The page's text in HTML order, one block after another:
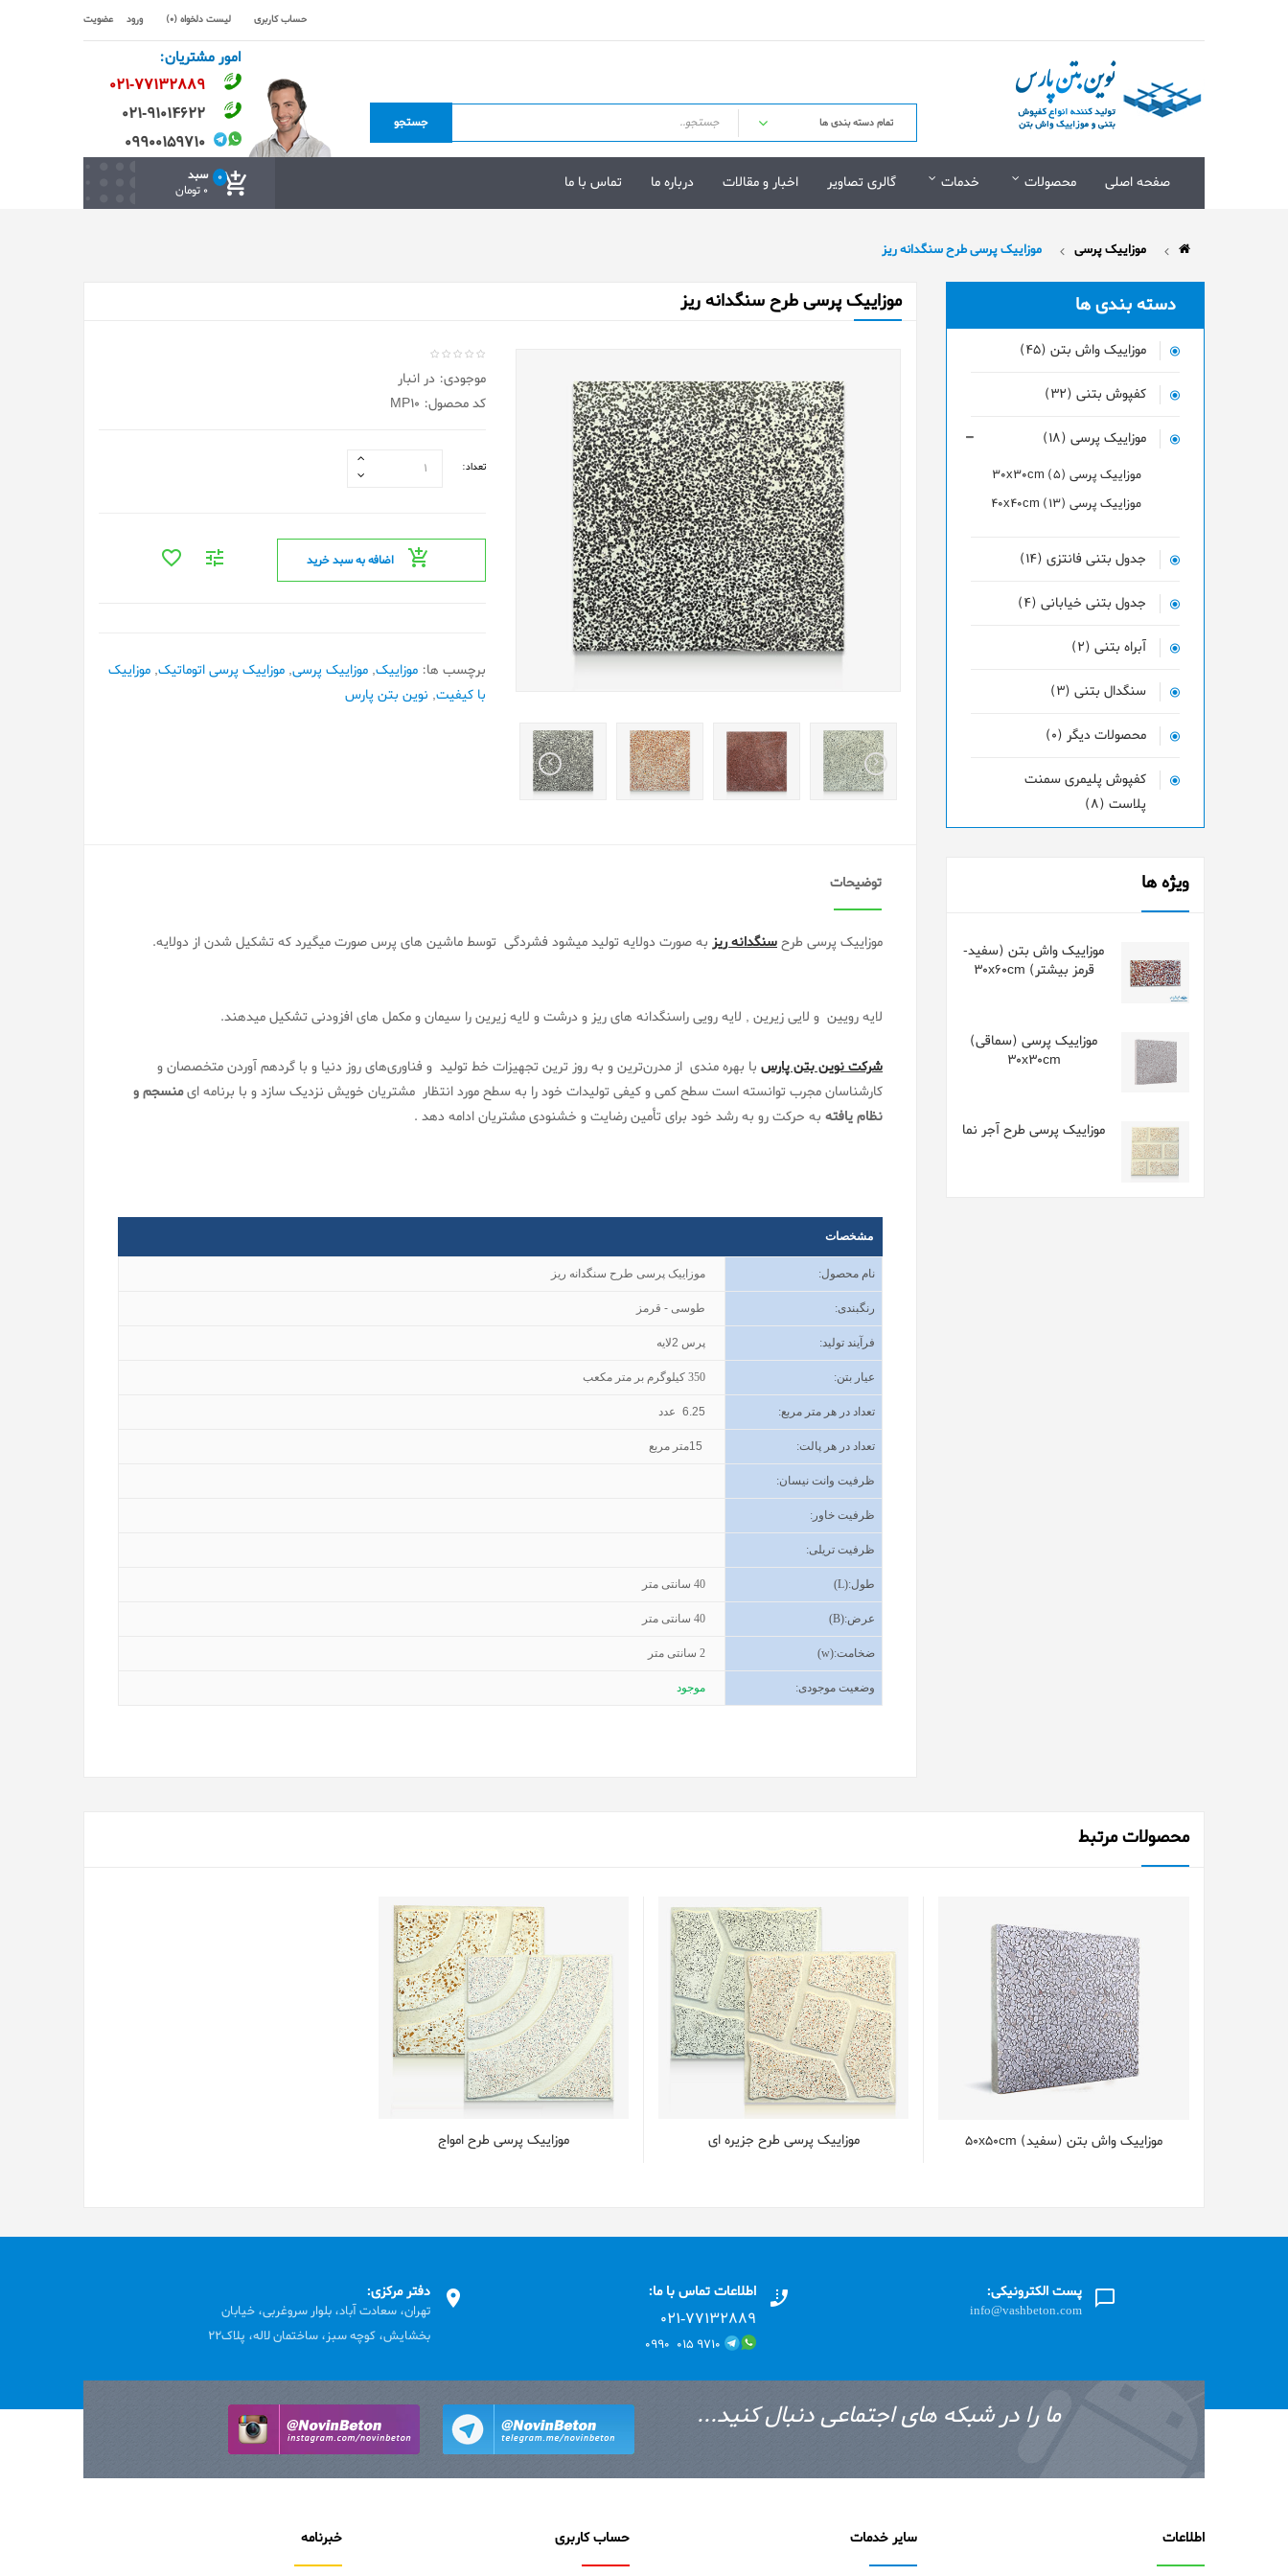
حساب کاربری لیست دلخواه (0) ورود عضویت
جستجو
امور مشتریان:
۰۲۱-۷۷۱٣۲۸۸۹
۰۲۱-۹۱۰۱۴۶۲۲
۰۹۹۰۰۱۵۹۷۱۰
صفحه اصلی محصولات خدمات گالری تصاویر اخبار و مقالات درباره ما تماس با ما سبد 0
0 تومان
موزاییک پرسی موزاییک پرسی طرح سنگدانه ریز
دسته بندی ها
موزاییک واش بتن (45)
کفپوش بتنی (32)
موزاییک پرسی (18)
موزاییک پرسی 30x30cm (5)
موزاییک پرسی 40x40cm (13)
جدول بتنی فانتزی (14)
جدول بتنی خیابانی (4)
آبراه بتنی (2)
سنگدال بتنی (3)
محصولات دیگر (0)
کفپوش پلیمری سمنت
پلاست (8)
ویژه ها
موزاییک واش بتن (سفید-
قرمز بیشتر) 30x60cm
موزاییک پرسی (سماقی)
30x30cm
موزاییک پرسی طرح آجر نما
موزاییک پرسی طرح سنگدانه ریز
موجودی: در انبار
کد محصول: MP10
تعداد:
اضافه به سبد خرید
برچسب ها: موزاییک, موزاییک پرسی, موزاییک پرسی اتوماتیک, موزاییک
با کیفیت, نوین بتن پارس
توضیحات
موزاییک پرسی طرحسنگدانه ریز به صورت دولایه تولید میشود فشردگی توسط ماشین های پرس صورت میگیرد که تشکیل شدن از دولایه.
لایه رویین و لایی زیرین , لایه رویی راسنگدانه های ریز و درشت و لایه زیرین را سیمان و مکمل های افزودنی تشکیل میدهند.
شرکت نوین بتن پارس با بهره مندی از مدرن‌ترین و به روز ترین تجهیزات خط تولید و فناوری‌های روز دنیا و با گردهم آوردن متخصصان و
کارشناسان مجرب توانسته است سطح کمی و کیفی تولیدات خود را به سطح مورد انتظار مشتریان خویش نزدیک سازد و با برنامه ایمنسجم و
نظام یافته به حرکت رو به رشد خود برای تأمین رضایت و خشنودی مشتریان ادامه دهد .
مشخصات
نام محصول: موزاییک پرسی طرح سنگدانه ریز
رنگبندی: طوسی - قرمز
فرآیند تولید: پرس 2لایه
عیار بتن:
350 کیلوگرم بر متر مکعب
تعداد در هر متر مربع: 6.25 عدد
تعداد در هر پالت: 15متر مربع
ظرفیت وانت نیسان:
ظرفیت خاور :
ظرفیت تریلی:
طول(L):
40 سانتی متر
عرض(B):
40 سانتی متر
ضخامت(w):
2 سانتی متر
وضعیت موجودی: موجود
محصولات مرتبط
موزاییک واش بتن (سفید) 50x50cm موزاییک پرسی طرح جزیره ای موزاییک پرسی طرح امواج
پست الکترونیکی:
info@vashbeton.com
اطلاعات تماس با ما:
۰۲۱-۷۷۱٣۲۸۸۹
۹۷۱۰ ۰۱۵ ۰۹۹۰
دفتر مرکزی:
تهران، سعادت آباد، بلوار سروغربی، خیابان
بخشایش، کوچه سبز، ساختمان لاله، پلاک22
ما را در شبکه های اجتماعی دنبال کنید...
اطلاعات سایر خدمات حساب کاربری خبرنامه